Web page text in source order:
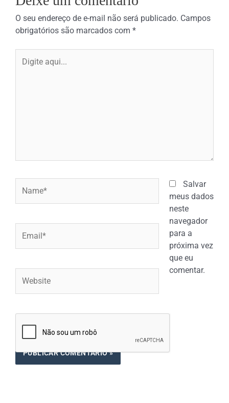
O seu endereço de e-mail não será publicado. Campos
obrigatórios são marcados com *
aqui...
Salvar
meus dados
neste
navegador
para a
próxima vez
que eu
comentar.